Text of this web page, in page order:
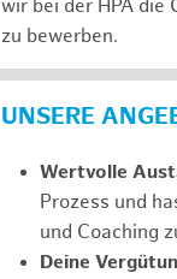
wir bei der HPA
zu bewerben.
UNSERE
Wertvolle
Prozess und
und Coaching
Deine